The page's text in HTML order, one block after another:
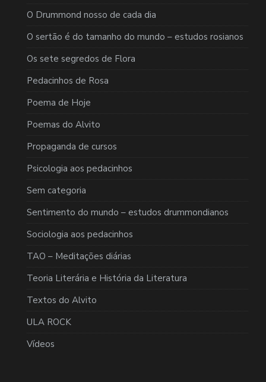
O Drummond nosso de cada dia
O sertão é do tamanho do mundo – estudos rosianos
Os sete segredos de Flora
Pedacinhos de Rosa
Poema de Hoje
Poemas do Alvito
Propaganda de cursos
Psicologia aos pedacinhos
Sem categoria
Sentimento do mundo – estudos drummondianos
Sociologia aos pedacinhos
TAO – Meditações diárias
Teoria Literária e História da Literatura
Textos do Alvito
ULA ROCK
Vídeos